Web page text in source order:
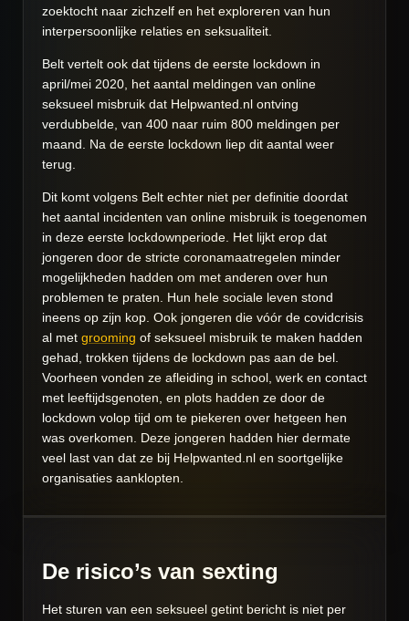
zoektocht naar zichzelf en het exploreren van hun
interpersoonlijke relaties en seksualiteit.
Belt vertelt ook dat tijdens de eerste lockdown in
april/mei 2020, het aantal meldingen van online
seksueel misbruik dat Helpwanted.nl ontving
verdubbelde, van 400 naar ruim 800 meldingen per
maand. Na de eerste lockdown liep dit aantal weer
terug.
Dit komt volgens Belt echter niet per definitie doordat
het aantal incidenten van online misbruik is toegenomen
in deze eerste lockdownperiode. Het lijkt erop dat
jongeren door de stricte coronamaatregelen minder
mogelijkheden hadden om met anderen over hun
problemen te praten. Hun hele sociale leven stond
ineens op zijn kop. Ook jongeren die vóór de covidcrisis
al met grooming of seksueel misbruik te maken hadden
gehad, trokken tijdens de lockdown pas aan de bel.
Voorheen vonden ze afleiding in school, werk en contact
met leeftijdsgenoten, en plots hadden ze door de
lockdown volop tijd om te piekeren over hetgeen hen
was overkomen. Deze jongeren hadden hier dermate
veel last van dat ze bij Helpwanted.nl en soortgelijke
organisaties aanklopten.
De risico’s van sexting
Het sturen van een seksueel getint bericht is niet per